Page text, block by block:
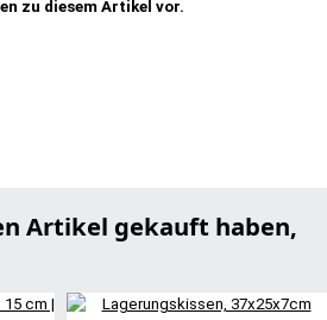
zu diesem Artikel vor.
Artikel gekauft haben,